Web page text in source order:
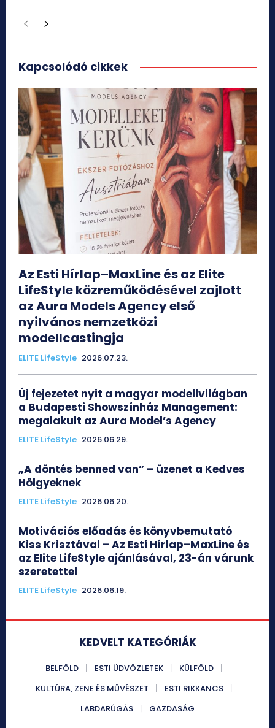
Kapcsolódó cikkek
Az Esti Hírlap–MaxLine és az Elite
LifeStyle közreműködésével zajlott
az Aura Models Agency első
nyilvános nemzetközi
modellcastingja
ELITE LifeStyle 2026.07.23.
Új fejezetet nyit a magyar modellvilágban
a Budapesti Showszínház Management:
megalakult az Aura Model’s Agency
ELITE LifeStyle 2026.06.29.
„A döntés benned van” – üzenet a Kedves
Hölgyeknek
ELITE LifeStyle 2026.06.20.
Motivációs előadás és könyvbemutató
Kiss Krisztával – Az Esti Hírlap–MaxLine és
az Elite LifeStyle ajánlásával, 23-án várunk
szeretettel
ELITE LifeStyle 2026.06.19.
KEDVELT KATEGÓRIÁK
BELFÖLD ESTI ÜDVÖZLETEK
KÜLFÖLD
KULTÚRA, ZENE ÉS MŰVÉSZET
ESTI RIKKANCS
LABDARÚGÁS
GAZDASÁG